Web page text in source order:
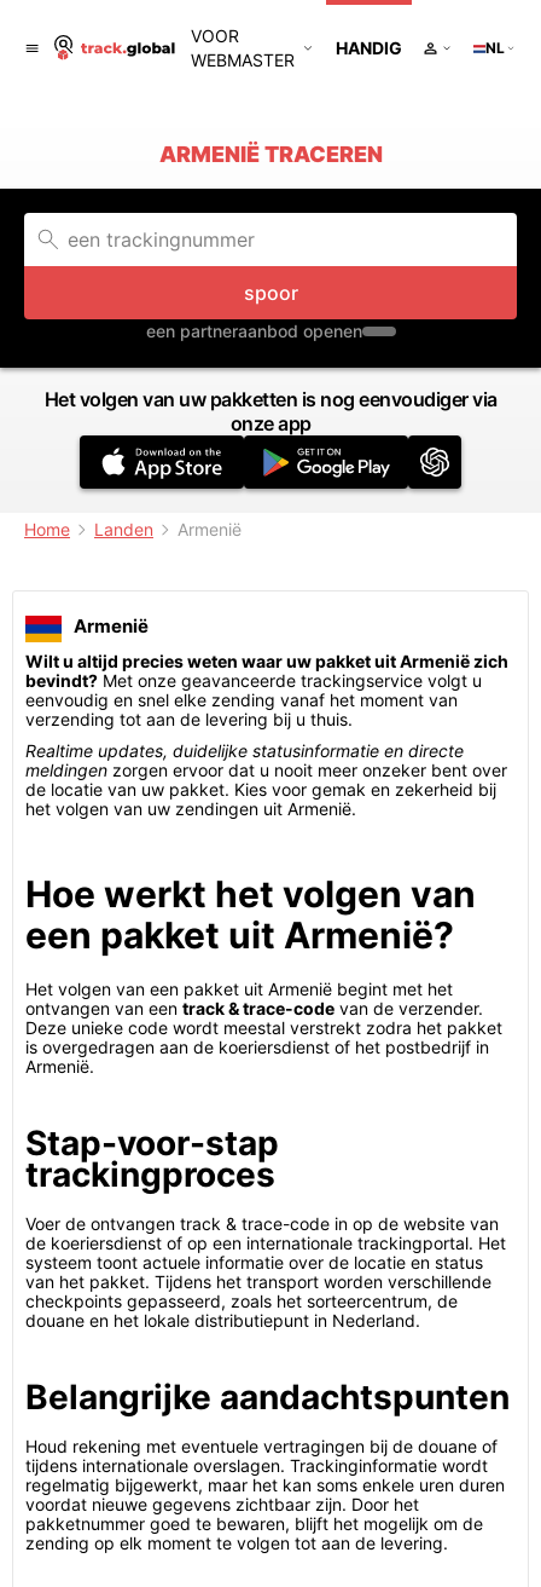
VOOR
WEBMASTER
HANDIG NL
ARMENIË TRACEREN
spoor
een partneraanbod openen
Het volgen van uw pakketten is nog eenvoudiger via
onze app
Home Landen Armenië
Armenië
Wilt u altijd precies weten waar uw pakket uit Armenië zich
bevindt? Met onze geavanceerde trackingservice volgt u
eenvoudig en snel elke zending vanaf het moment van
verzending tot aan de levering bij u thuis.
Realtime updates, duidelijke statusinformatie en directe
meldingen zorgen ervoor dat u nooit meer onzeker bent over
de locatie van uw pakket. Kies voor gemak en zekerheid bij
het volgen van uw zendingen uit Armenië.
Hoe werkt het volgen van
een pakket uit Armenië?
Het volgen van een pakket uit Armenië begint met het
ontvangen van een track & trace-code van de verzender.
Deze unieke code wordt meestal verstrekt zodra het pakket
is overgedragen aan de koeriersdienst of het postbedrijf in
Armenië.
Stap-voor-stap
trackingproces
Voer de ontvangen track & trace-code in op de website van
de koeriersdienst of op een internationale trackingportal. Het
systeem toont actuele informatie over de locatie en status
van het pakket. Tijdens het transport worden verschillende
checkpoints gepasseerd, zoals het sorteercentrum, de
douane en het lokale distributiepunt in Nederland.
Belangrijke aandachtspunten
Houd rekening met eventuele vertragingen bij de douane of
tijdens internationale overslagen. Trackinginformatie wordt
regelmatig bijgewerkt, maar het kan soms enkele uren duren
voordat nieuwe gegevens zichtbaar zijn. Door het
pakketnummer goed te bewaren, blijft het mogelijk om de
zending op elk moment te volgen tot aan de levering.